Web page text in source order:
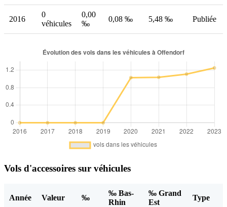
2016
0
véhicules
0,00
‰
0,08 ‰ 5,48 ‰ Publiée
Vols d'accessoires sur véhicules
Année Valeur ‰
‰ Bas-
Rhin
‰ Grand
Est
Type